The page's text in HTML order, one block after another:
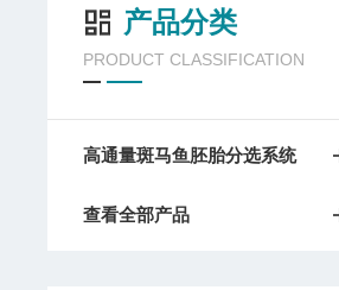
产品分类
PRODUCT CLASSIFICATION
高通量斑马鱼胚胎分选系统
查看全部产品